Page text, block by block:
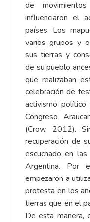
de
influenciaron el
países. Los
varios grupos y
sus tierras y
de su pueblo
que realizaban
celebración de
activismo
Congreso
(Crow, 2012).
recuperación de
escuchado en
Argentina. Por
empezaron a
protesta en los
tierras que en el
De esta manera,